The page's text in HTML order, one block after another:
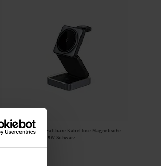
SiGN -3-in-1 Faltbare Kabellose Magnetische
Ladestation 15W Schwarz